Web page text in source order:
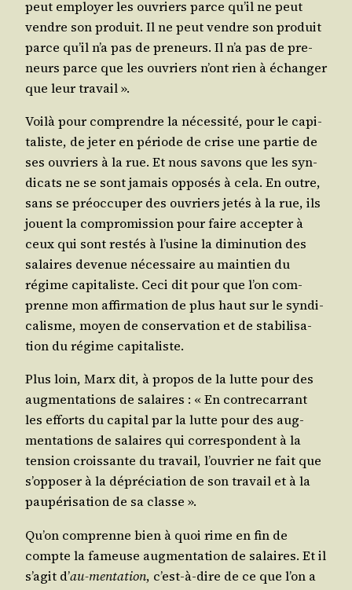
peut employer les ouvriers parce qu’il ne peut
vendre son pro­duit. Il ne peut vendre son pro­duit
parce qu’il n’a pas de pre­neurs. Il n’a pas de pre­
neurs parce que les ouvriers n’ont rien à échan­ger
que leur travail ».
Voi­là pour com­prendre la néces­si­té, pour le capi­
ta­liste, de jeter en période de crise une par­tie de
ses ouvriers à la rue. Et nous savons que les syn­
di­cats ne se sont jamais oppo­sés à cela. En outre,
sans se pré­oc­cu­per des ouvriers jetés à la rue, ils
jouent la com­pro­mis­sion pour faire accep­ter à
ceux qui sont res­tés à l’u­sine la dimi­nu­tion des
salaires deve­nue néces­saire au main­tien du
régime capi­ta­liste. Ceci dit pour que l’on com­
prenne mon affir­ma­tion de plus haut sur le syn­di­
ca­lisme, moyen de conser­va­tion et de sta­bi­li­sa­
tion du régime capitaliste.
Plus loin, Marx dit, à pro­pos de la lutte pour des
aug­men­ta­tions de salaires : « En contre­car­rant
les efforts du capi­tal par la lutte pour des aug­
men­ta­tions de salaires qui cor­res­pondent à la
ten­sion crois­sante du tra­vail, l’ou­vrier ne fait que
s’op­po­ser à la dépré­cia­tion de son tra­vail et à la
pau­pé­ri­sa­tion de sa classe ».
Qu’on com­prenne bien à quoi rime en fin de
compte la fameuse aug­men­ta­tion de salaires. Et il
s’a­git d’au-men­ta­tion, c’est-à-dire de ce que l’on a